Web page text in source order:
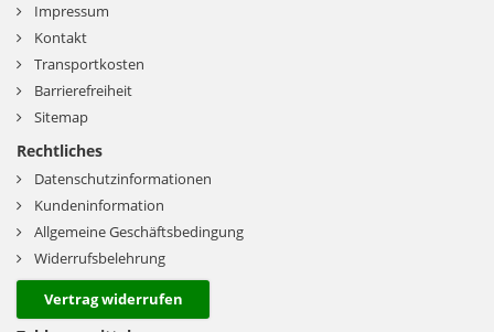
Impressum
Kontakt
Transportkosten
Barrierefreiheit
Sitemap
Rechtliches
Datenschutzinformationen
Kundeninformation
Allgemeine Geschäftsbedingung
Widerrufsbelehrung
Vertrag widerrufen